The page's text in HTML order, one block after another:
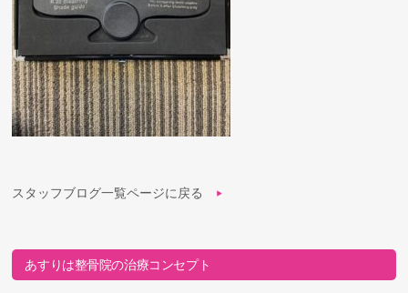
スタッフブログ一覧ページに戻る
あすりは整骨院の治療コンセプト